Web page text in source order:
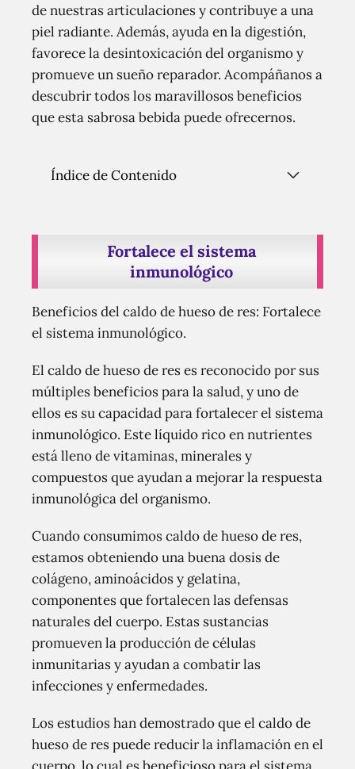
de nuestras articulaciones y contribuye a una
piel radiante. Además, ayuda en la digestión,
favorece la desintoxicación del organismo y
promueve un sueño reparador. Acompáñanos a
descubrir todos los maravillosos beneficios
que esta sabrosa bebida puede ofrecernos.
Índice de Contenido
Fortalece el sistema
inmunológico
Beneficios del caldo de hueso de res: Fortalece
el sistema inmunológico.
El caldo de hueso de res es reconocido por sus
múltiples beneficios para la salud, y uno de
ellos es su capacidad para fortalecer el sistema
inmunológico. Este líquido rico en nutrientes
está lleno de vitaminas, minerales y
compuestos que ayudan a mejorar la respuesta
inmunológica del organismo.
Cuando consumimos caldo de hueso de res,
estamos obteniendo una buena dosis de
colágeno, aminoácidos y gelatina,
componentes que fortalecen las defensas
naturales del cuerpo. Estas sustancias
promueven la producción de células
inmunitarias y ayudan a combatir las
infecciones y enfermedades.
Los estudios han demostrado que el caldo de
hueso de res puede reducir la inflamación en el